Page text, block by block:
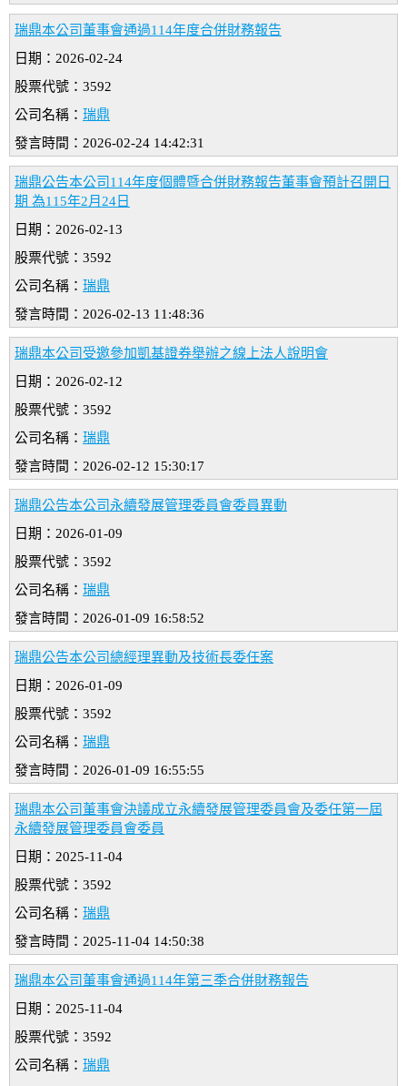
瑞鼎本公司董事會通過114年度合併財務報告
日期：2026-02-24
股票代號：3592
公司名稱： 瑞鼎
發言時間：2026-02-24 14:42:31
瑞鼎公告本公司114年度個體暨合併財務報告董事會預計召開日
期 為115年2月24日
日期：2026-02-13
股票代號：3592
公司名稱： 瑞鼎
發言時間：2026-02-13 11:48:36
瑞鼎本公司受邀參加凱基證券舉辦之線上法人說明會
日期：2026-02-12
股票代號：3592
公司名稱： 瑞鼎
發言時間：2026-02-12 15:30:17
瑞鼎公告本公司永續發展管理委員會委員異動
日期：2026-01-09
股票代號：3592
公司名稱： 瑞鼎
發言時間：2026-01-09 16:58:52
瑞鼎公告本公司總經理異動及技術長委任案
日期：2026-01-09
股票代號：3592
公司名稱： 瑞鼎
發言時間：2026-01-09 16:55:55
瑞鼎本公司董事會決議成立永續發展管理委員會及委任第一屆
永續發展管理委員會委員
日期：2025-11-04
股票代號：3592
公司名稱： 瑞鼎
發言時間：2025-11-04 14:50:38
瑞鼎本公司董事會通過114年第三季合併財務報告
日期：2025-11-04
股票代號：3592
公司名稱： 瑞鼎